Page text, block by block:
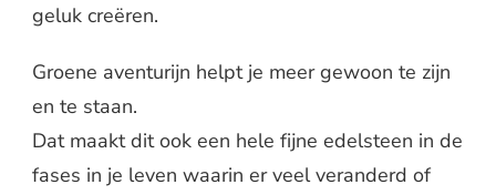
geluk creëren.
Groene aventurijn helpt je meer gewoon te zijn
en te staan.
Dat maakt dit ook een hele fijne edelsteen in de
fases in je leven waarin er veel veranderd of